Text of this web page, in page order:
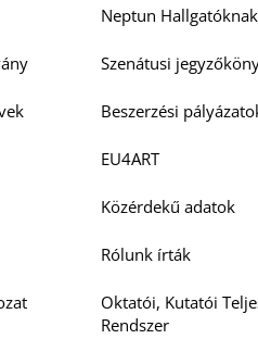
Neptun Hallgatóknak
Szenátusi
Beszerzési
EU4ART
Közérdekű adatok
Rólunk írták
Oktatói, Kutatói
Rendszer